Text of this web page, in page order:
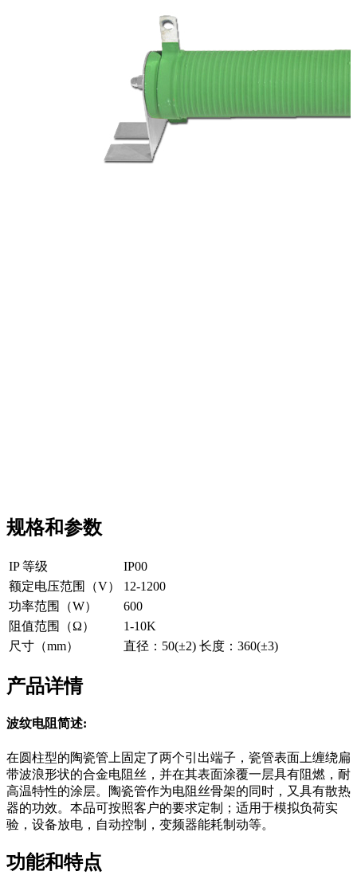
规格和参数
IP 等级
IP00
额定电压范围（V）
12-1200
功率范围（W）
600
阻值范围（Ω）
1-10K
尺寸（mm）
直径：50(±2) 长度：360(±3)
产品详情
波纹电阻简述:
在圆柱型的陶瓷管上固定了两个引出端子，瓷管表面上缠绕扁
带波浪形状的合金电阻丝，并在其表面涂覆一层具有阻燃，耐
高温特性的涂层。陶瓷管作为电阻丝骨架的同时，又具有散热
器的功效。本品可按照客户的要求定制；适用于模拟负荷实
验，设备放电，自动控制，变频器能耗制动等。
功能和特点